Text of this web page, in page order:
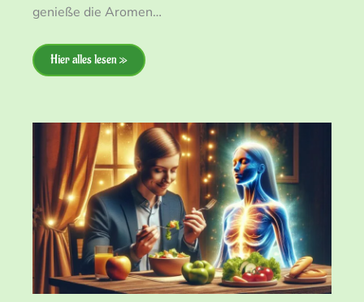
genieße die Aromen…
Hier alles lesen »